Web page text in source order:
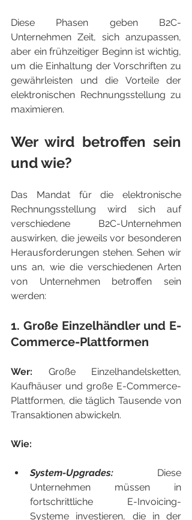
Diese Phasen geben B2C-
Unternehmen Zeit, sich anzupassen,
aber ein frühzeitiger Beginn ist wichtig,
um die Einhaltung der Vorschriften zu
gewährleisten und die Vorteile der
elektronischen Rechnungsstellung zu
maximieren.
Wer wird betroffen sein
und wie?
Das Mandat für die elektronische
Rechnungsstellung wird sich auf
verschiedene B2C-Unternehmen
auswirken, die jeweils vor besonderen
Herausforderungen stehen. Sehen wir
uns an, wie die verschiedenen Arten
von Unternehmen betroffen sein
werden:
1. Große Einzelhändler und E-
Commerce-Plattformen
Wer: Große Einzelhandelsketten,
Kaufhäuser und große E-Commerce-
Plattformen, die täglich Tausende von
Transaktionen abwickeln.
Wie:
System-Upgrades: Diese
Unternehmen müssen in
fortschrittliche E-Invoicing-
Systeme investieren, die in der